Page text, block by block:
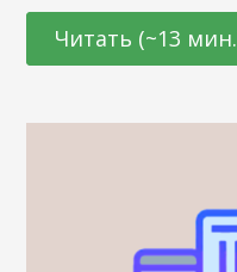
последних достижениях
нейронаук. От подбора
человеческого сознания
Читать (~13